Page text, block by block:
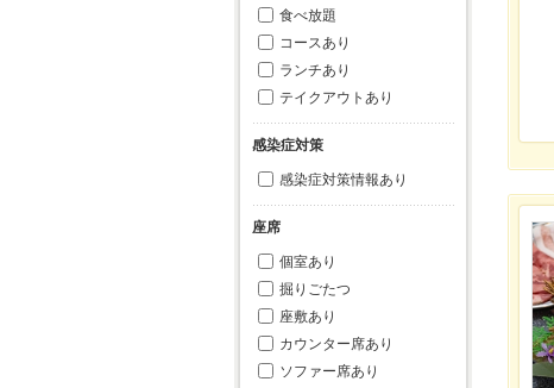
食べ放題
コースあり
ランチあり
テイクアウトあり
感染症対策
感染症対策情報あり
座席
個室あり
掘りごたつ
座敷あり
カウンター席あり
ソファー席あり